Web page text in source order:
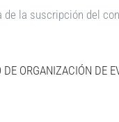
de la suscripción del
DE ORGANIZACIÓN DE